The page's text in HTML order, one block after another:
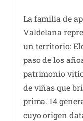
La familia de
Valdelana
un territorio:
paso de los
patrimonio
de viñas que
prima. 14
cuyo origen